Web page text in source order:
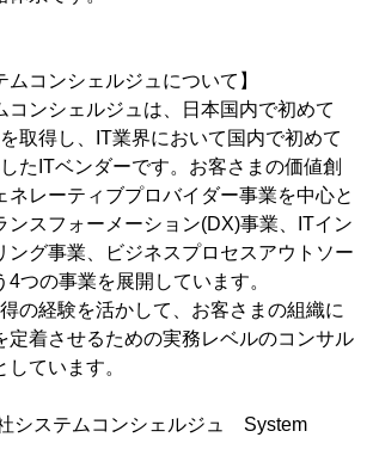
ムコンシェルジュについて】
コンシェルジュは、日本国内で初めて
取得し、IT業界において国内で初めて
たITベンダーです。お客さまの価値創
ネレーティブプロバイダー事業を中心と
ンスフォーメーション(DX)事業、ITイン
ング事業、ビジネスプロセスアウトソー
4つの事業を展開しています。
の経験を活かして、お客さまの組織に
定着させるための実務レベルのコンサル
ています。
システムコンシェルジュ System